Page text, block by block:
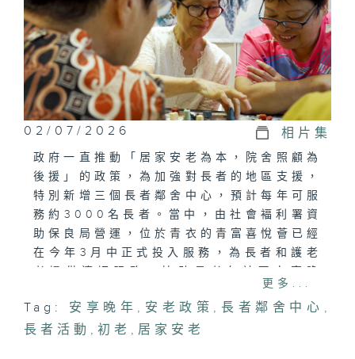
02/07/2026 相片集
政府一直推動「居家安老為本，院舍照顧為
後援」的政策，為加強對長者的地區支援，
特別新增三個長者鄰舍中心，預計每年可服
務約3000名長者。當中，由社會褔利署資
助保良局營運，位於青衣的青富喜悅薈已經
在今年3月中正式投入服務，為長者和護老
年。這間長者鄰舍中心，引入了不少新興及
潮流活動，老友記不但玩電競、桌遊，更學
咖啡拉花，打破傳統長者活動的刻板印象。
更多...
Tag: 安享晚年 , 安老政策 , 長者鄰舍中心 ,
長者活動 ,初老 , 居家安老